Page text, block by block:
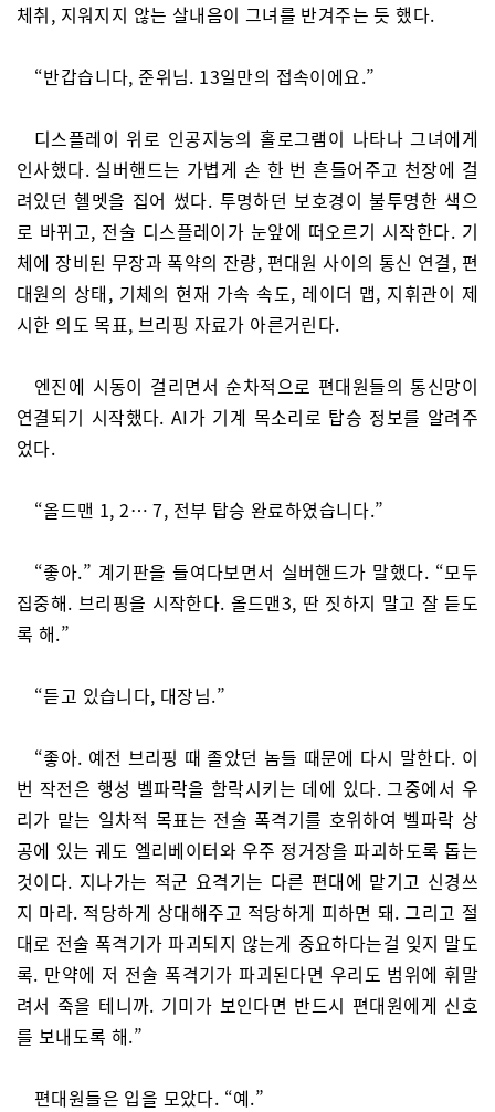
체취, 지워지지 않는 살내음이 그녀를 반겨주는 듯 했다.
“반갑습니다, 준위님. 13일만의 접속이에요.”
디스플레이 위로 인공지능의 홀로그램이 나타나 그녀에게
인사했다. 실버핸드는 가볍게 손 한 번 흔들어주고 천장에 걸
려있던 헬멧을 집어 썼다. 투명하던 보호경이 불투명한 색으
로 바뀌고, 전술 디스플레이가 눈앞에 떠오르기 시작한다. 기
체에 장비된 무장과 폭약의 잔량, 편대원 사이의 통신 연결, 편
대원의 상태, 기체의 현재 가속 속도, 레이더 맵, 지휘관이 제
시한 의도 목표, 브리핑 자료가 아른거린다.
엔진에 시동이 걸리면서 순차적으로 편대원들의 통신망이
연결되기 시작했다. AI가 기계 목소리로 탑승 정보를 알려주
었다.
“올드맨 1, 2… 7, 전부 탑승 완료하였습니다.”
“좋아.” 계기판을 들여다보면서 실버핸드가 말했다. “모두
집중해. 브리핑을 시작한다. 올드맨3, 딴 짓하지 말고 잘 듣도
록 해.”
“듣고 있습니다, 대장님.”
“좋아. 예전 브리핑 때 졸았던 놈들 때문에 다시 말한다. 이
번 작전은 행성 벨파락을 함락시키는 데에 있다. 그중에서 우
리가 맡는 일차적 목표는 전술 폭격기를 호위하여 벨파락 상
공에 있는 궤도 엘리베이터와 우주 정거장을 파괴하도록 돕는
것이다. 지나가는 적군 요격기는 다른 편대에 맡기고 신경쓰
지 마라. 적당하게 상대해주고 적당하게 피하면 돼. 그리고 절
대로 전술 폭격기가 파괴되지 않는게 중요하다는걸 잊지 말도
록. 만약에 저 전술 폭격기가 파괴된다면 우리도 범위에 휘말
려서 죽을 테니까. 기미가 보인다면 반드시 편대원에게 신호
를 보내도록 해.”
편대원들은 입을 모았다. “예.”